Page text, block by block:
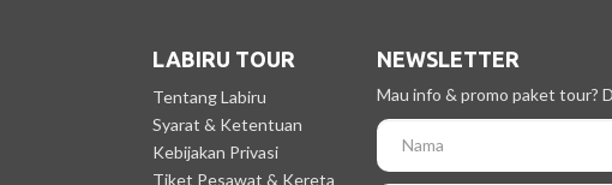
LABIRU TOUR
Tentang Labiru
Syarat & Ketentuan
Kebijakan Privasi
Tiket Pesawat & Kereta
NEWSLETTER
Mau info & promo paket tour?